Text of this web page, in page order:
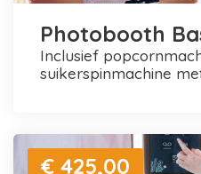
Photobooth
inclusief popcornmachine en
suikerspinmachine
€ 425,00